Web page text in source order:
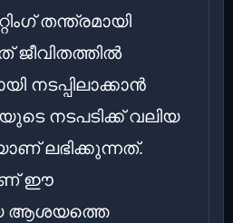
തന്ത്രമായി
നടപ്പിലാക്കാൻ
നടപടിക്ക് വലിയ
ലഭിക്കുന്നത്.
ഈ
ആശയത്തെ